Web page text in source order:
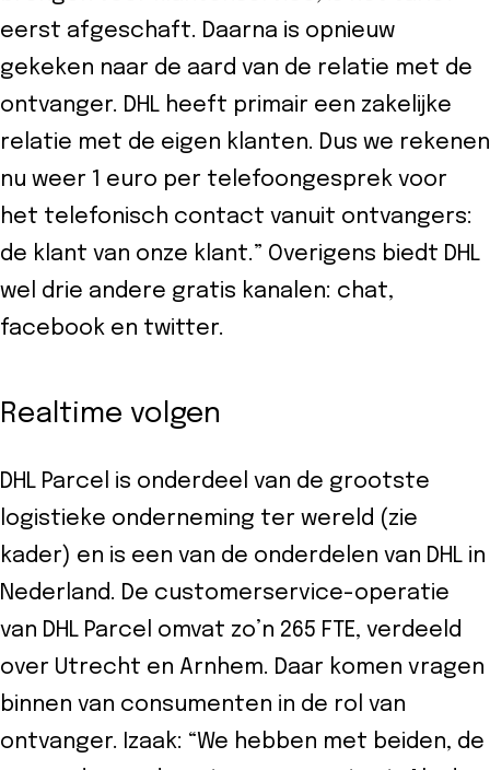
eerst afgeschaft. Daarna is opnieuw
gekeken naar de aard van de relatie met de
ontvanger. DHL heeft primair een zakelijke
relatie met de eigen klanten. Dus we rekenen
nu weer 1 euro per telefoongesprek voor
het telefonisch contact vanuit ontvangers:
de klant van onze klant.” Overigens biedt DHL
wel drie andere gratis kanalen: chat,
facebook en twitter.
Realtime volgen
DHL Parcel is onderdeel van de grootste
logistieke onderneming ter wereld (zie
kader) en is een van de onderdelen van DHL in
Nederland. De customerservice-operatie
van DHL Parcel omvat zo’n 265 FTE, verdeeld
over Utrecht en Arnhem. Daar komen vragen
binnen van consumenten in de rol van
ontvanger. Izaak: “We hebben met beiden, de